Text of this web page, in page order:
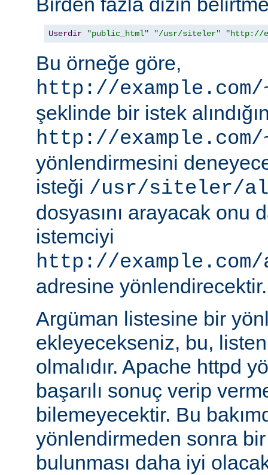
Userdir "public_html" "/usr/siteler" "http://
Bu örneğe göre,
http://
şeklinde bir istek
http://
yönlendirmesini
isteği /usr/siteler/
dosyasını arayacak onu
istemciyi
http://
adresine yönlendirecektir.
Argüman listesine bir
ekleyecekseniz, bu,
olmalıdır. Apache httpd
başarılı sonuç verip
bilemeyecektir. Bu
yönlendirmeden sonra
bulunması daha iyi